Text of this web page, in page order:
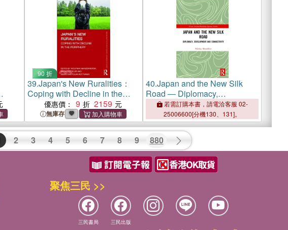
90 折
39.Japan's New Ruralities：
Coping with Decline in the
Periphery
優惠價： 9 2159
無庫存
40.Japan and the New Silk
Road ― Diplomacy,
Development and Connectivity
若需訂購本書，請電洽客服 02-
25006600[分機130、131]。
2 3 4 5 6 7 8 9 880
聚焦三民 >>
三民書局 三民出版